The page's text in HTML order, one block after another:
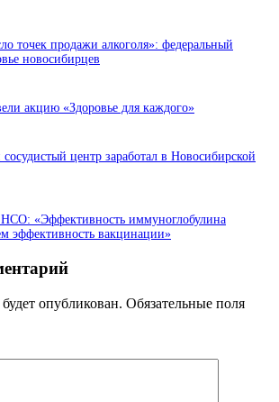
точек продажи алкоголя»: федеральный
новосибирцев
акцию «Здоровье для каждого»
центр заработал в Новосибирской
«Эффективность иммуноглобулина
эффективность вакцинации»
опубликован. Обязательные поля